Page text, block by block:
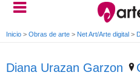
Inicio > Obras de arte > Net Art/Arte digital >
Diana Urazan Garzon